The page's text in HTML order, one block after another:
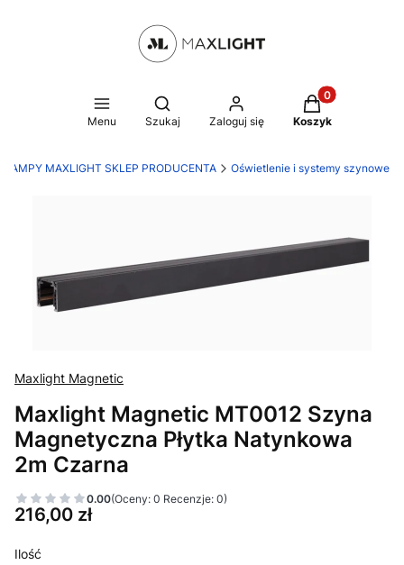
Menu
Otwórz wyszukiwarkę
Szukaj Zaloguj się
Produkty w
Koszyk
LAMPY MAXLIGHT SKLEP PRODUCENTA Oświetlenie i systemy szynowe
Maxlight Magnetic
Maxlight Magnetic MT0012 Szyna
Magnetyczna Płytka Natynkowa
2m Czarna
0.00(Oceny: 0 Recenzje: 0)
Cena
216,00 zł
Ilość